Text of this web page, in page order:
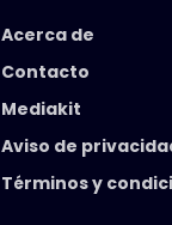
Acerca de
Contacto
Mediakit
Aviso de
Términos y